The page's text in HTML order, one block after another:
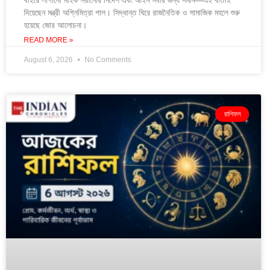
দিয়েছেন মন্ত্রী অগ্নিমিত্রা পাল। সিদ্ধান্ত ঘিরে রাজনৈতিক ও সামাজিক মহলে শুরু
হয়েছে জোর আলোচনা।
READ MORE »
August 6, 2026 No Comments
রাশিফল